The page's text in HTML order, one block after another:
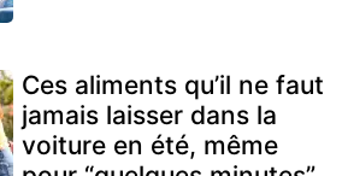
Ces aliments qu’il ne faut
jamais laisser dans la
voiture en été, même